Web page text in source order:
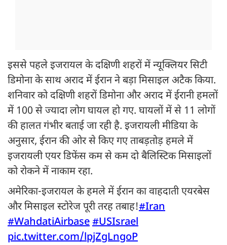
इससे पहले इजरायल के दक्षिणी शहरों में न्यूक्लियर सिटी
डिमोना के साथ अराद में ईरान ने बड़ा मिसाइल अटैक किया.
शनिवार को दक्षिणी शहरों डिमोना और अराद में ईरानी हमलों
में 100 से ज्यादा लोग घायल हो गए. घायलों में से 11 लोगों
की हालत गंभीर बताई जा रही है. इजरायली मीडिया के
अनुसार, ईरान की ओर से किए गए ताबड़तोड़ हमले में
इजरायली एयर डिफेंस कम से कम दो बैलिस्टिक मिसाइलों
को रोकने में नाकाम रहा.
अमेरिका-इजरायल के हमले में ईरान का वाहदाती एयरबेस
और मिसाइल स्टोरेज पूरी तरह तबाह!#Iran
#WahdatiAirbase#USIsrael
pic.twitter.com/lpjZgLngoP